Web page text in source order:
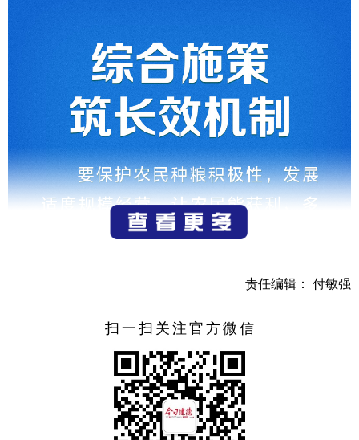
责任编辑： 付敏强
扫一扫关注官方微信